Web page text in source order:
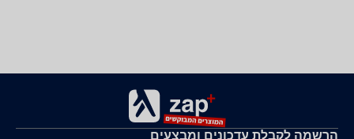
הרשמה לקבלת עדכונים ומבצעים